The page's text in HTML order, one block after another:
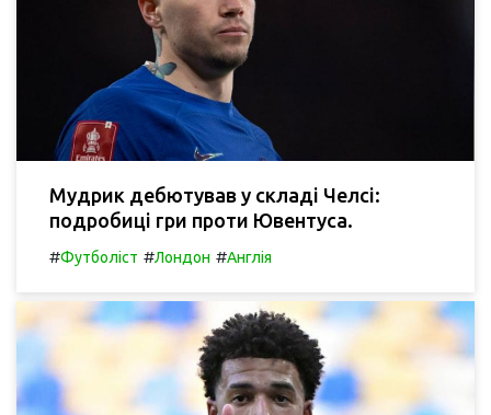
Мудрик дебютував у складі Челсі:
подробиці гри проти Ювентуса.
#Футболіст #Лондон #Англія